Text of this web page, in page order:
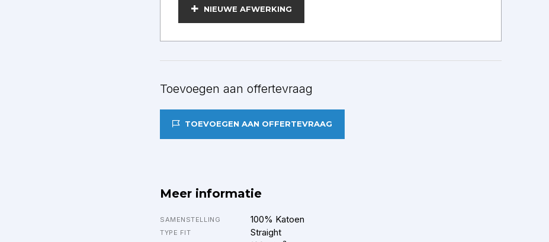
NIEUWE AFWERKING
BEWERKEN
Toevoegen aan offertevraag
TOEVOEGEN AAN OFFERTEVRAAG
Meer informatie
SAMENSTELLING 100% Katoen
TYPE FIT Straight